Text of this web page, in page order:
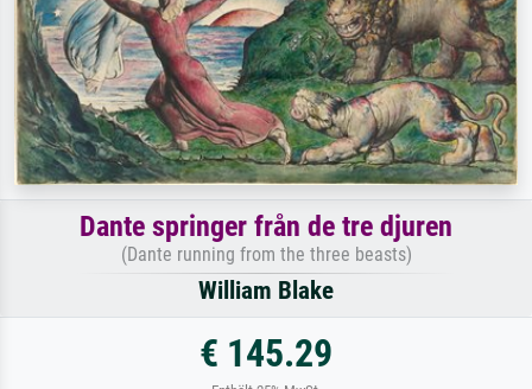
Dante springer från de tre djuren
(Dante running from the three beasts)
William Blake
€ 145.29